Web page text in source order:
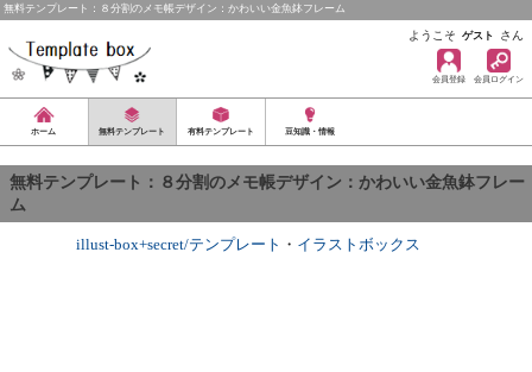
無料テンプレート：８分割のメモ帳デザイン：かわいい金魚鉢フレーム
ようこそ ゲスト さん
会員登録 会員ログイン
ホーム 無料テンプレート 有料テンプレート 豆知識・情報
無料テンプレート：８分割のメモ帳デザイン：かわいい金魚鉢フレー
ム
illust-box+secret/テンプレート ・ イラストボックス